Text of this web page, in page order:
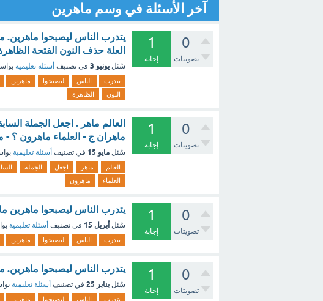
آخر الأسئلة في وسم ماهرين
0
تصويتات
1
إجابة
يتدرب الناس ليصبحوا
العلة حذف النون الفتحة
سُئل يونيو 3 في تصنيف أسئلة تعليمية
يتدرب الناس ليصبحوا ماهرين
النون
الظاهرة
0
تصويتات
1
إجابة
العالم ماهر . اجعل الجملة
ماهران ج - العلماء ماهرون ؟ -
سُئل مايو 15 في تصنيف أسئلة تعليمية
العالم ماهر اجعل الجملة
العلماء
ماهرون
0
تصويتات
1
إجابة
يتدرب الناس ليصبحوا ماهرين
سُئل أبريل 15 في تصنيف أسئلة تعليمية
يتدرب الناس ليصبحوا ماهرين
0
تصويتات
1
إجابة
يتدرب الناس ليصبحوا
سُئل يناير 25 في تصنيف أسئلة تعليمية
يتدرب الناس ليصبحوا ماهرين